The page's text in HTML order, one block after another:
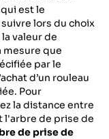
est le
lors du choix
valeur de
mesure que
par le
d’un rouleau
Pour
la distance entre
l'arbre de prise de
de prise de